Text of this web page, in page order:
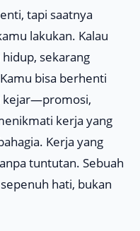
tapi saatnya
lakukan. Kalau
sekarang
bisa berhenti
kejar—promosi,
kerja yang
Kerja yang
tuntutan. Sebuah
hati, bukan